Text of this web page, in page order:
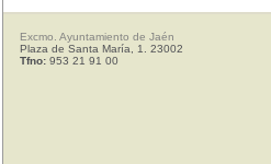
Excmo. Ayuntamiento de Jaén
Plaza de Santa María, 1. 23002
Tfno: 953 21 91 00